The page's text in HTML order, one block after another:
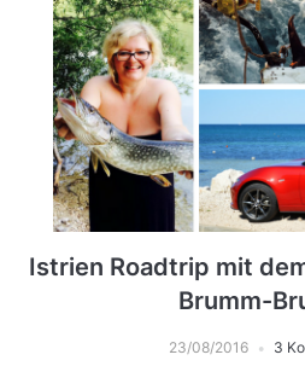
Istrien Roadtrip mit
Brumm-
23/08/2016 3